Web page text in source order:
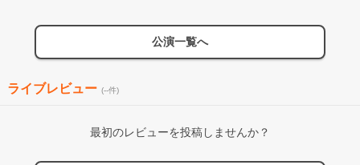
公演一覧へ
ライブレビュー (--件)
最初のレビューを投稿しませんか？